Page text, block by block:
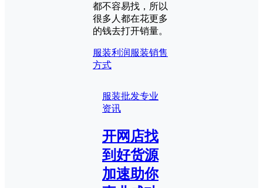
都不容易找，所以
很多人都在花更多
的钱去打开销量。
服装利润 服装销售
方式
服装批发专业
资讯
开网店找
到好货源
加速助你